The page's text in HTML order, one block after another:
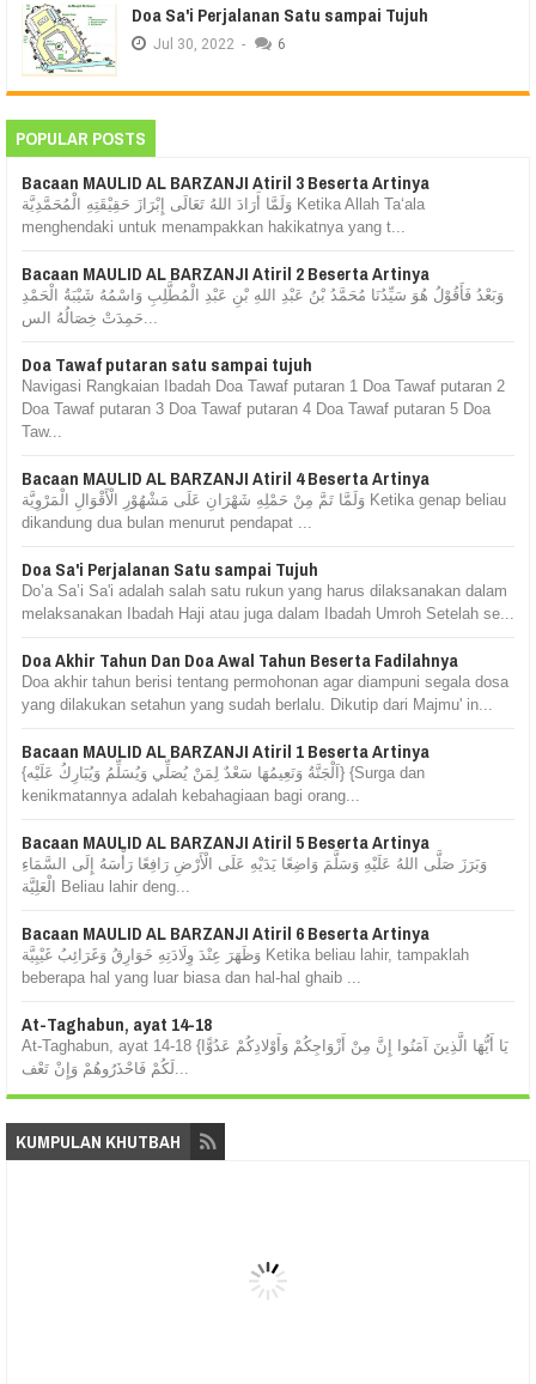
Doa Sa'i Perjalanan Satu sampai Tujuh
Jul 30, 2022 - 6
POPULAR POSTS
Bacaan MAULID AL BARZANJI Atiril 3 Beserta Artinya
وَلَمَّا أَرَادَ اللهُ تَعَالَى إِبْرَازَ حَقِيْقَتِهِ الْمُحَمَّدِيَّة Ketika Allah Ta‘ala
menghendaki untuk menampakkan hakikatnya yang t...
Bacaan MAULID AL BARZANJI Atiril 2 Beserta Artinya
وَبَعْدُ فَأَقُوْلُ هُوَ سَيِّدُنَا مُحَمَّدُ بْنُ عَبْدِ اللهِ بْنِ عَبْدِ الْمُطَّلِبِ وَاسْمُهُ شَيْبَةُ الْحَمْدِ
Doa Tawaf putaran satu sampai tujuh
Navigasi Rangkaian Ibadah Doa Tawaf putaran 1 Doa Tawaf putaran 2
Doa Tawaf putaran 3 Doa Tawaf putaran 4 Doa Tawaf putaran 5 Doa
Taw...
Bacaan MAULID AL BARZANJI Atiril 4 Beserta Artinya
وَلَمَّا تَمَّ مِنْ حَمْلِهِ شَهْرَانِ عَلَى مَشْهُوْرِ الْأَقْوَالِ الْمَرْوِيَّة Ketika genap beliau
dikandung dua bulan menurut pendapat ...
Doa Sa'i Perjalanan Satu sampai Tujuh
Do’a Sa’i Sa'i adalah salah satu rukun yang harus dilaksanakan dalam
melaksanakan Ibadah Haji atau juga dalam Ibadah Umroh Setelah se...
Doa Akhir Tahun Dan Doa Awal Tahun Beserta Fadilahnya
Doa akhir tahun berisi tentang permohonan agar diampuni segala dosa
yang dilakukan setahun yang sudah berlalu. Dikutip dari Majmu' in...
Bacaan MAULID AL BARZANJI Atiril 1 Beserta Artinya
{اَلْجَنَّةُ وَنَعِيمُهَا سَعْدٌ لِمَنْ يُصَلِّي وَيُسَلِّمُ وَيُبَارِكُ عَلَيْه} {Surga dan
kenikmatannya adalah kebahagiaan bagi orang...
Bacaan MAULID AL BARZANJI Atiril 5 Beserta Artinya
وَبَرَزَ صَلَّى اللهُ عَلَيْهِ وَسَلَّمَ وَاضِعًا يَدَيْهِ عَلَى الْأَرْضِ رَافِعًا رَأْسَهُ إِلَى السَّمَاءِ
الْعَلِيَّة Beliau lahir deng...
Bacaan MAULID AL BARZANJI Atiril 6 Beserta Artinya
وَظَهَرَ عِنْدَ وِلَادَتِهِ خَوَارِقُ وَغَرَائِبُ غَيْبِيَّة Ketika beliau lahir, tampaklah
beberapa hal yang luar biasa dan hal-hal ghaib ...
At-Taghabun, ayat 14-18
At-Taghabun, ayat 14-18 {يَا أَيُّهَا الَّذِينَ آمَنُوا إِنَّ مِنْ أَزْوَاجِكُمْ وَأَوْلادِكُمْ عَدُوًّا
KUMPULAN KHUTBAH